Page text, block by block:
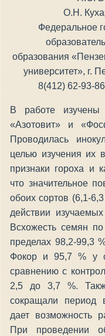
О.Н.
Федеральное
образования
университет», г.
8(412) 62-93-
В работе изучены
«Азотовит» и
Проводилась
целью изучения их
признаки гороха и
что значительное
обоих сортов (6,1-
действии
Всхожесть семян
пределах 98,2-99,3
Фокор и 95,7 % у
сравнению с
2,5 до 3,7 %.
сокращали период
дает возможность
При проведении